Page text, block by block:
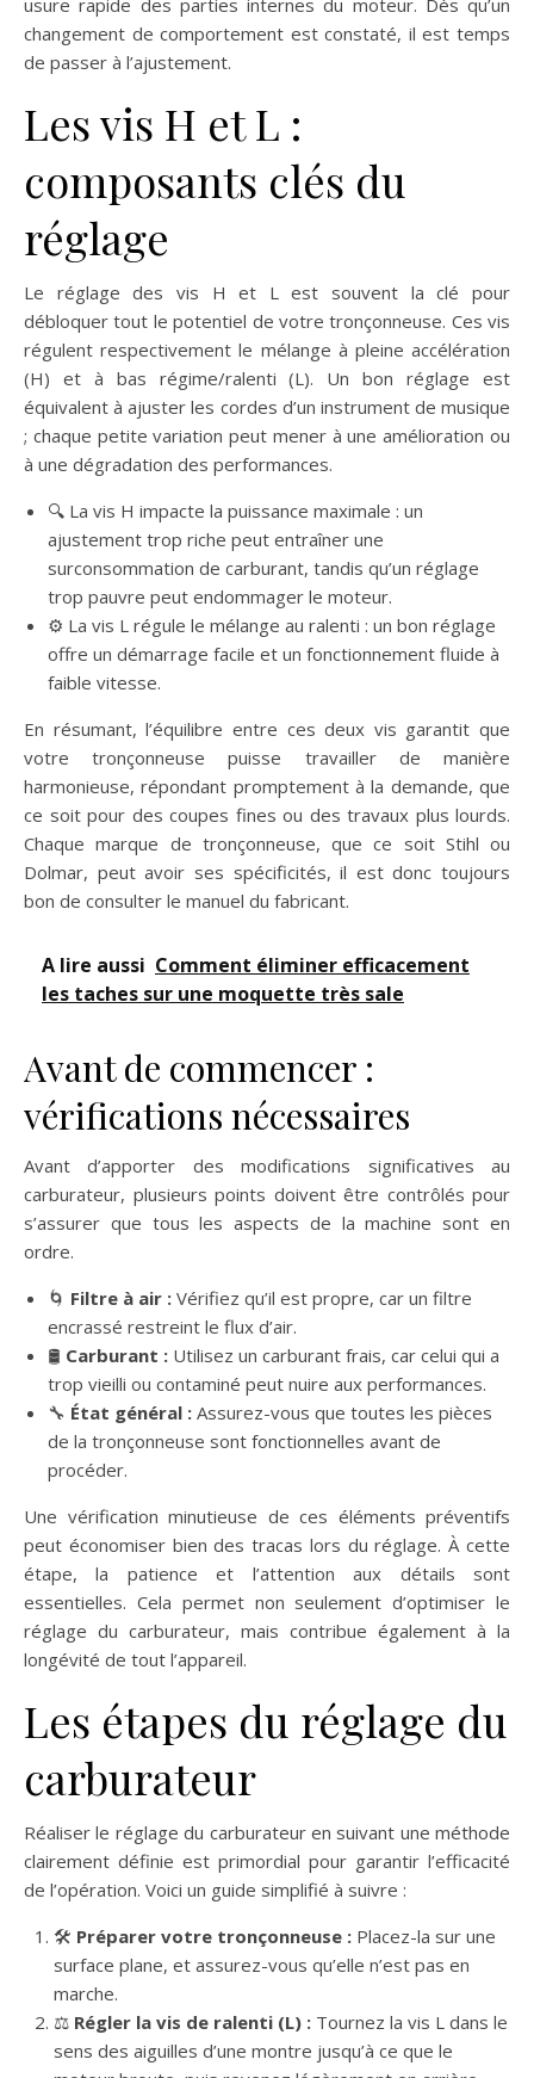
usure rapide des parties internes du moteur. Dès qu’un
changement de comportement est constaté, il est temps
de passer à l’ajustement.
Les vis H et L :
composants clés du
réglage
Le réglage des vis H et L est souvent la clé pour
débloquer tout le potentiel de votre tronçonneuse. Ces vis
régulent respectivement le mélange à pleine accélération
(H) et à bas régime/ralenti (L). Un bon réglage est
équivalent à ajuster les cordes d’un instrument de musique
; chaque petite variation peut mener à une amélioration ou
à une dégradation des performances.
🔍 La vis H impacte la puissance maximale : un
ajustement trop riche peut entraîner une
surconsommation de carburant, tandis qu’un réglage
trop pauvre peut endommager le moteur.
⚙️ La vis L régule le mélange au ralenti : un bon réglage
offre un démarrage facile et un fonctionnement fluide à
faible vitesse.
En résumant, l’équilibre entre ces deux vis garantit que
votre tronçonneuse puisse travailler de manière
harmonieuse, répondant promptement à la demande, que
ce soit pour des coupes fines ou des travaux plus lourds.
Chaque marque de tronçonneuse, que ce soit Stihl ou
Dolmar, peut avoir ses spécificités, il est donc toujours
bon de consulter le manuel du fabricant.
A lire aussi Comment éliminer efficacement
les taches sur une moquette très sale
Avant de commencer :
vérifications nécessaires
Avant d’apporter des modifications significatives au
carburateur, plusieurs points doivent être contrôlés pour
s’assurer que tous les aspects de la machine sont en
ordre.
🌀 Filtre à air : Vérifiez qu’il est propre, car un filtre
encrassé restreint le flux d’air.
🛢️ Carburant : Utilisez un carburant frais, car celui qui a
trop vieilli ou contaminé peut nuire aux performances.
🔧 État général : Assurez-vous que toutes les pièces
de la tronçonneuse sont fonctionnelles avant de
procéder.
Une vérification minutieuse de ces éléments préventifs
peut économiser bien des tracas lors du réglage. À cette
étape, la patience et l’attention aux détails sont
essentielles. Cela permet non seulement d’optimiser le
réglage du carburateur, mais contribue également à la
longévité de tout l’appareil.
Les étapes du réglage du
carburateur
Réaliser le réglage du carburateur en suivant une méthode
clairement définie est primordial pour garantir l’efficacité
de l’opération. Voici un guide simplifié à suivre :
🛠️ Préparer votre tronçonneuse : Placez-la sur une
surface plane, et assurez-vous qu’elle n’est pas en
marche.
⚖️ Régler la vis de ralenti (L) : Tournez la vis L dans le
sens des aiguilles d’une montre jusqu’à ce que le